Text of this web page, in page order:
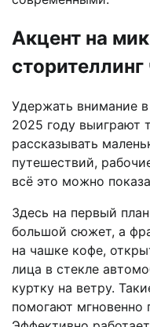
Акцент на
Удержать внимание
2025 году выиграют
рассказывать
путешествий,
всё это можно
Здесь на первый
большой сюжет, а
на чашке кофе,
лица в стекле
куртку на ветру.
помогают мгновенно